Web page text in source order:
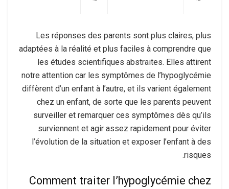
Les réponses des parents sont plus claires, plus
adaptées à la réalité et plus faciles à comprendre que
les études scientifiques abstraites. Elles attirent
notre attention car les symptômes de l’hypoglycémie
diffèrent d’un enfant à l’autre, et ils varient également
chez un enfant, de sorte que les parents peuvent
surveiller et remarquer ces symptômes dès qu’ils
surviennent et agir assez rapidement pour éviter
l’évolution de la situation et exposer l’enfant à des
risques.
Comment traiter l’hypoglycémie chez